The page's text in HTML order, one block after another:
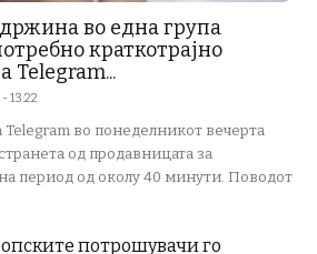
во една група
краткотрајно
Telegram...
13:22
Telegram во понеделникот вечерта
од продавницата за
период од околу 40 минути. Поводот
потрошувачи го